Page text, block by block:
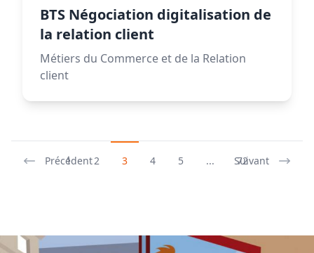
BTS Négociation digitalisation de
la relation client
Métiers du Commerce et de la Relation
client
Précédent
1 2 3 4 5 ... 72
Suivant